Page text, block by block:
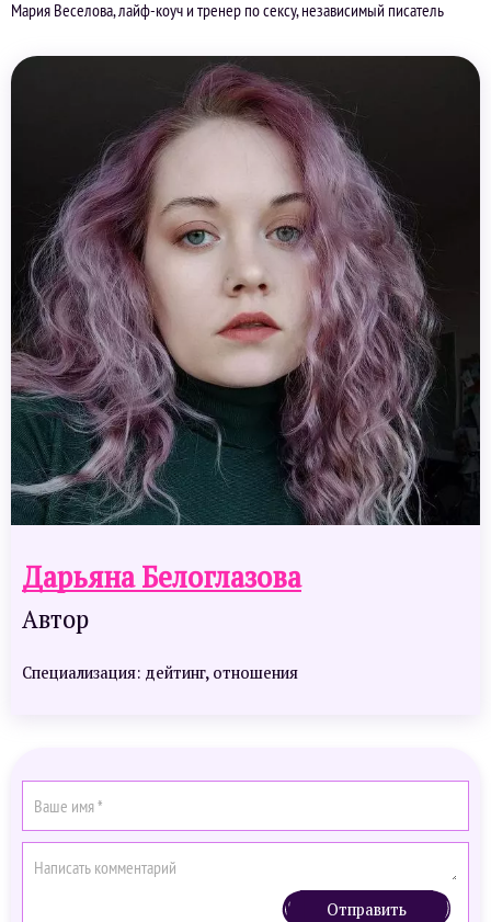
Мария Веселова, лайф-коуч и тренер по сексу, независимый писатель
Дарьяна Белоглазова
Автор
Специализация: дейтинг, отношения
Отправить